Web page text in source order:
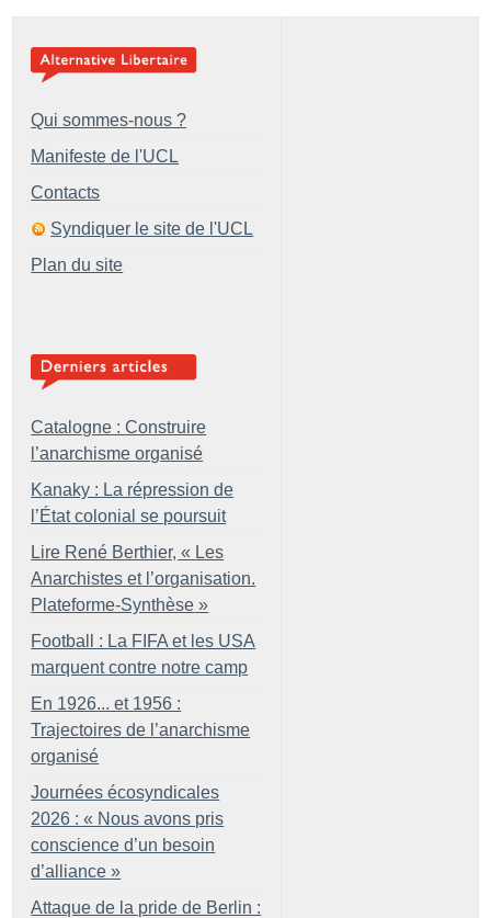
Qui sommes-nous ?
Manifeste de l'UCL
Contacts
Syndiquer le site de l'UCL
Plan du site
Catalogne : Construire
l’anarchisme organisé
Kanaky : La répression de
l’État colonial se poursuit
Lire René Berthier, « Les
Anarchistes et l’organisation.
Plateforme-Synthèse »
Football : La FIFA et les USA
marquent contre notre camp
En 1926... et 1956 :
Trajectoires de l’anarchisme
organisé
Journées écosyndicales
2026 : « Nous avons pris
conscience d’un besoin
d’alliance »
Attaque de la pride de Berlin :